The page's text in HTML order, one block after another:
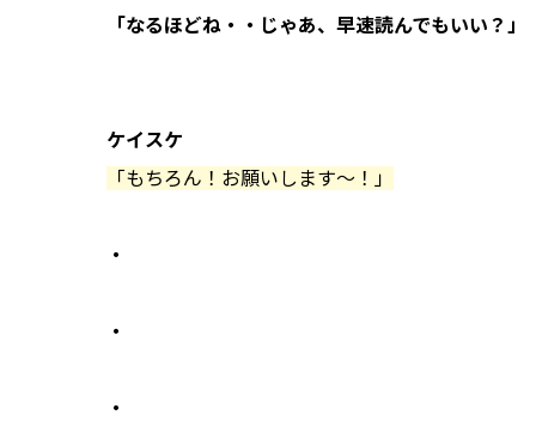
「なるほどね・・じゃあ、早速読んでもいい？」
ケイスケ
「もちろん！お願いします〜！」
・
・
・